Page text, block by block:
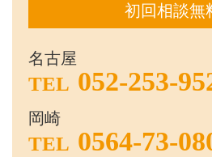
初回相談無
名古屋
TEL 052-253-
岡崎
TEL 0564-73-